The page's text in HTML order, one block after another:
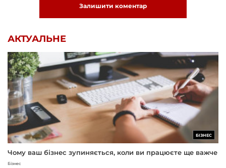
Залишити коментар
АКТУАЛЬНЕ
БІЗНЕС
Чому ваш бізнес зупиняється, коли ви працюєте ще важче
Бізнес